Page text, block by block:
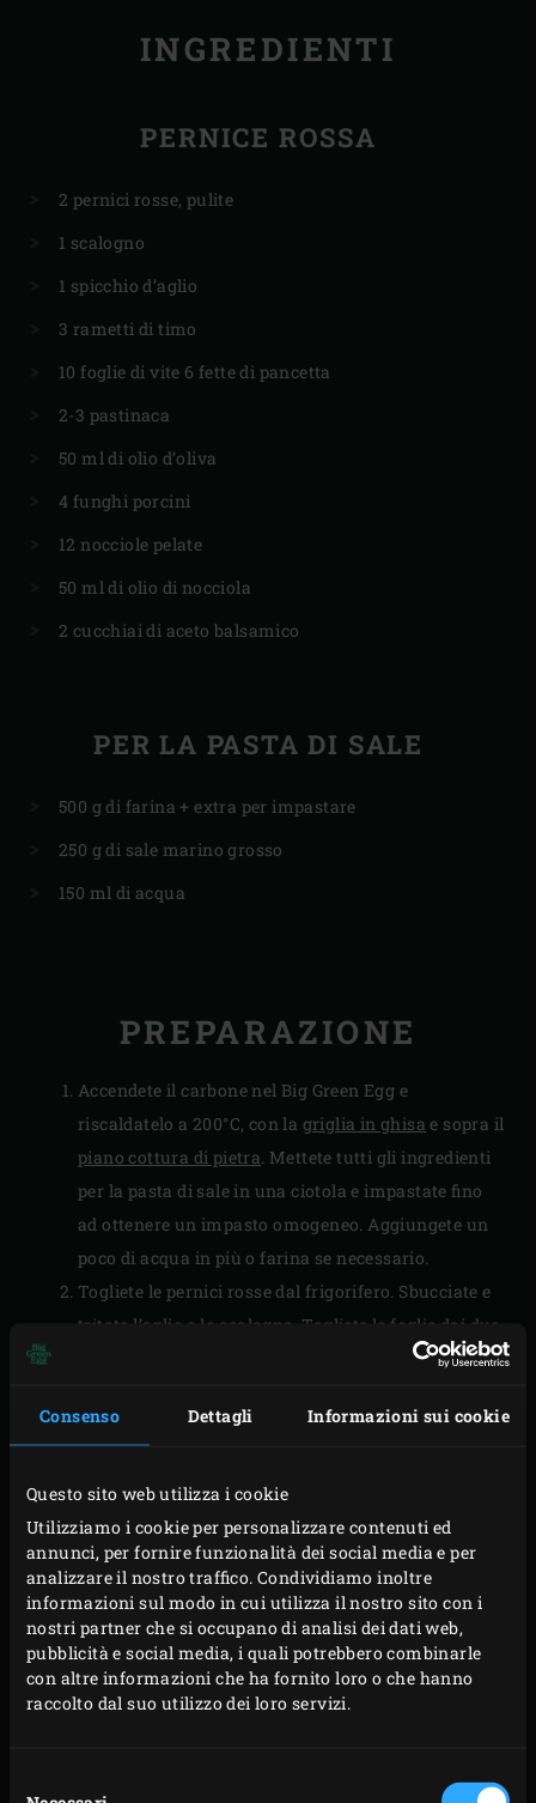
Consenso Dettagli Informazioni sui cookie
Questo sito web utilizza i cookie
Utilizziamo i cookie per personalizzare contenuti ed
annunci, per fornire funzionalità dei social media e per
analizzare il nostro traffico. Condividiamo inoltre
informazioni sul modo in cui utilizza il nostro sito con i
nostri partner che si occupano di analisi dei dati web,
pubblicità e social media, i quali potrebbero combinarle
con altre informazioni che ha fornito loro o che hanno
raccolto dal suo utilizzo dei loro servizi.
INGREDIENTI
PERNICE ROSSA
2 pernici rosse, pulite
1 scalogno
1 spicchio d’aglio
3 rametti di timo
10 foglie di vite 6 fette di pancetta
2-3 pastinaca
50 ml di olio d’oliva
4 funghi porcini
12 nocciole pelate
50 ml di olio di nocciola
2 cucchiai di aceto balsamico
PER LA PASTA DI SALE
500 g di farina + extra per impastare
250 g di sale marino grosso
150 ml di acqua
PREPARAZIONE
Accendete il carbone nel Big Green Egg e
riscaldatelo a 200°C, con la griglia in ghisa e sopra il
piano cottura di pietra. Mettete tutti gli ingredienti
per la pasta di sale in una ciotola e impastate fino
ad ottenere un impasto omogeneo. Aggiungete un
poco di acqua in più o farina se necessario.
Togliete le pernici rosse dal frigorifero. Sbucciate e
tritate l’aglio e lo scalogno. Togliete le foglie dai due
rametti di timo, tritatele finemente e mescolate con
pernici con pepe e sale, riempite con il trito di
con lo spago da macellaio per fare in modo che il
ripieno non possa cadere. Asciugate le foglie di vite
e rimuovete la pelle delle pernici. Avvolgete ogni
pernice in 3 fette di pancetta e poi nelle foglie di vite.
Dividete la pasta di sale in due parti di uguali
dimensioni e tiratele su un piano di lavoro cosparso
di farina per ottenere due grandi cerchi abbastanza
pasta intorno ad esse lasciando le cosce libere e